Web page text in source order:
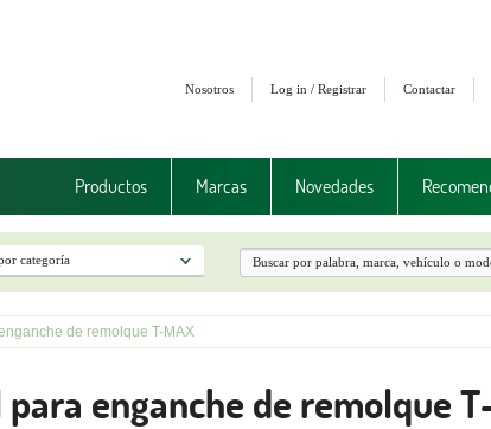
Contactar
Log in / Registrar
Nosotros
Productos Marcas Novedades
de remolque T-MAX
enganche de remolque